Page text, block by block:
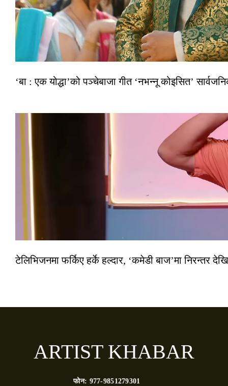
‘बा : एक योद्धा’को पञ्चेबाजा गीत ‘नभन्नू कोइसित’
टेलिभिजनमा फर्किए हर्के हल्दार, ‘कमेडी बाज’मा निरन्तर
ARTIST KHABAR
फोन: 977-9851279301